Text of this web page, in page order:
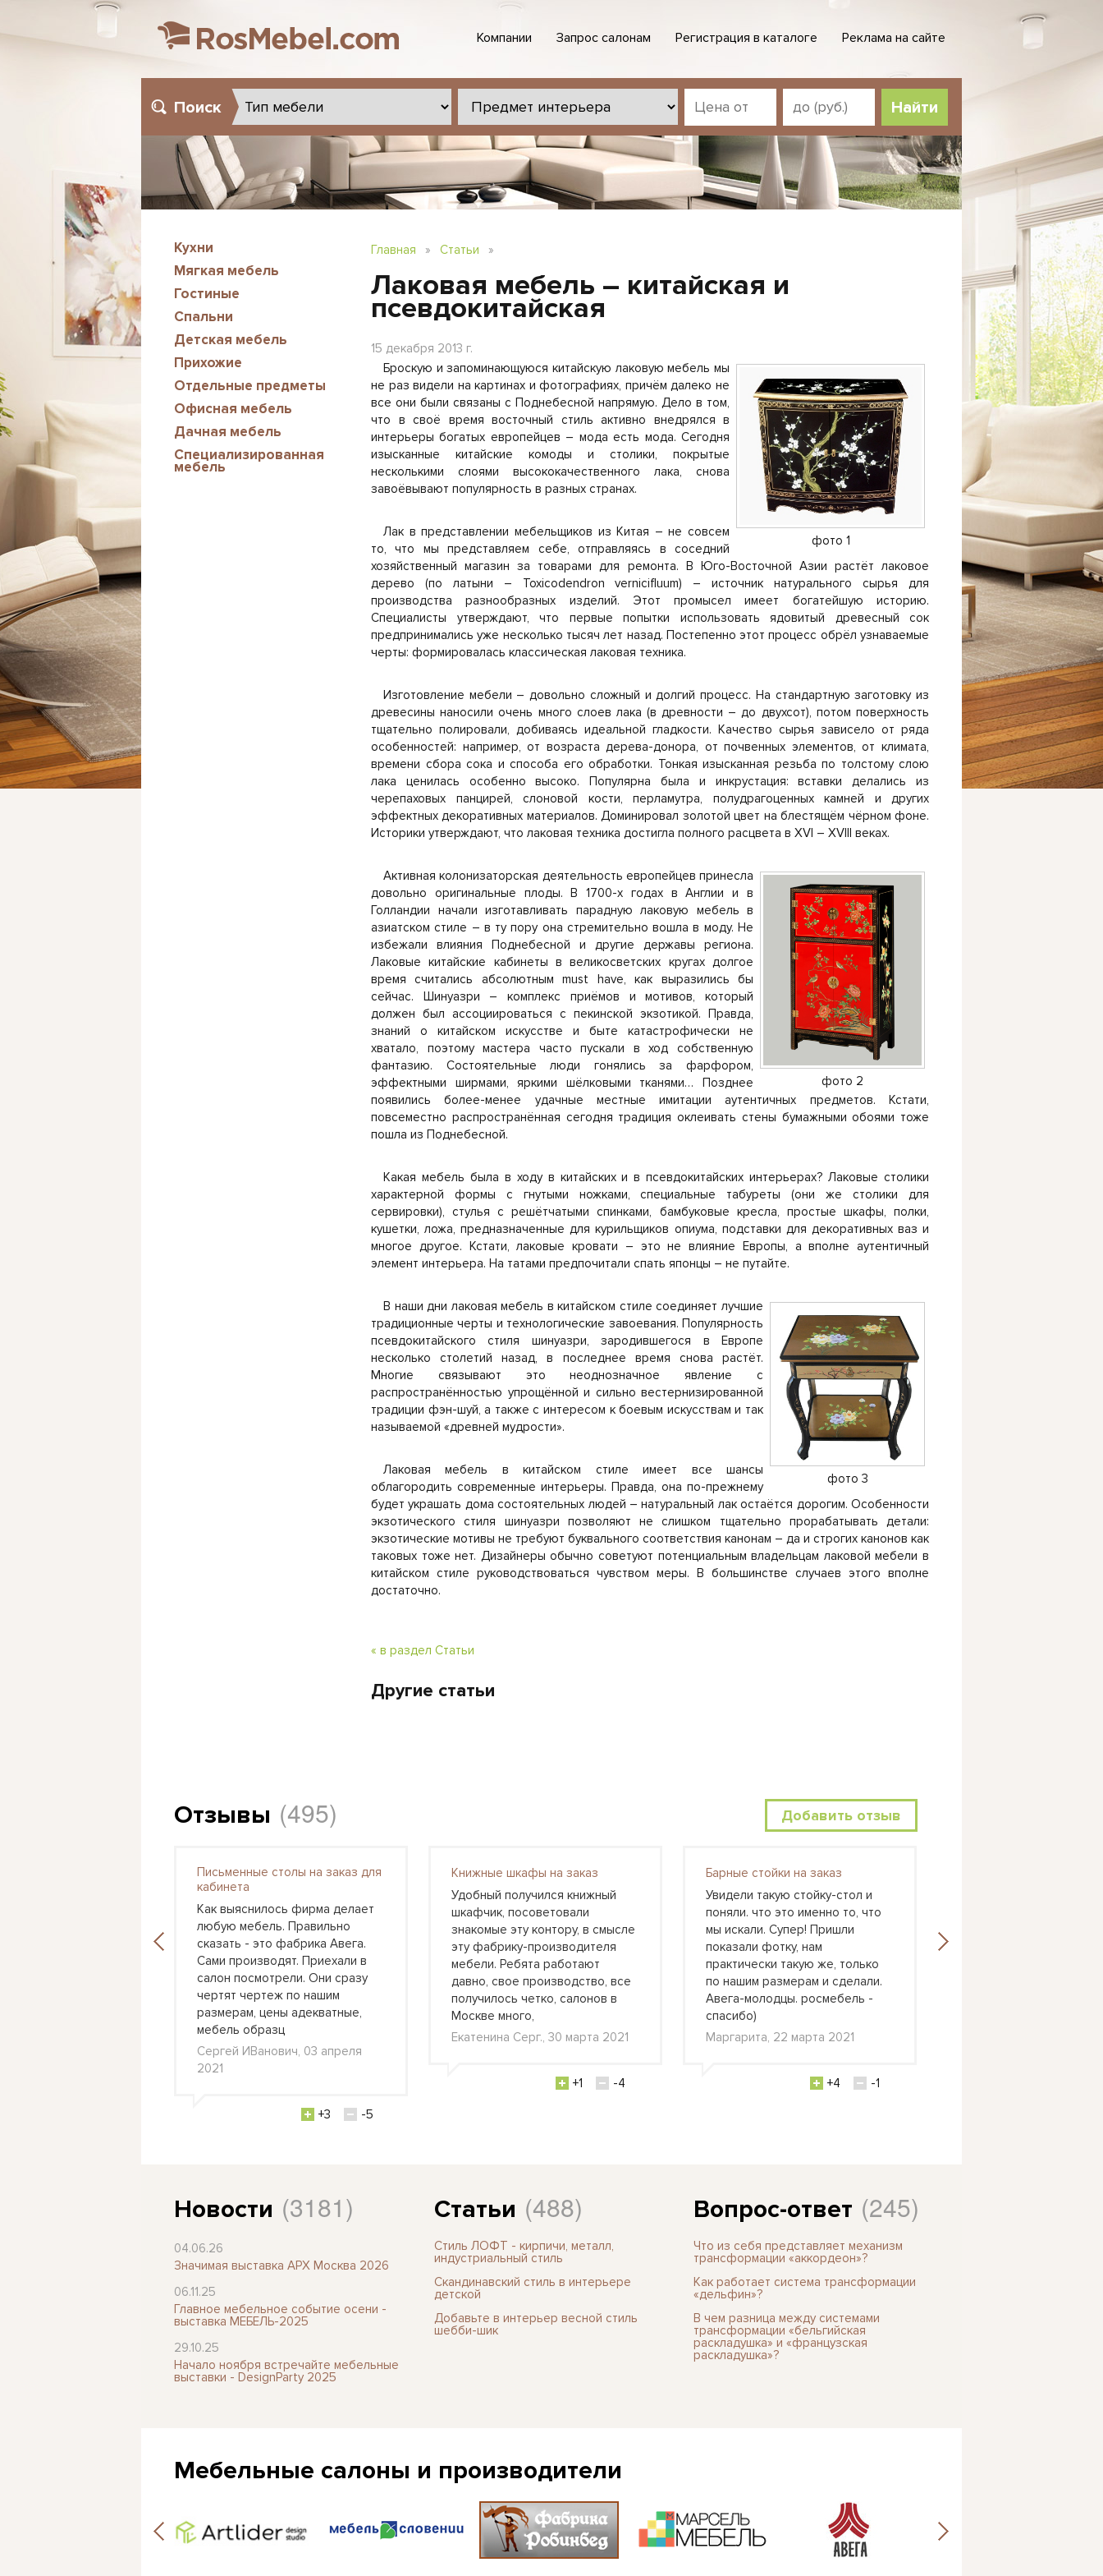
Компании Запрос салонам Регистрация в каталоге Реклама на сайте
Поиск Найти
Кухни
Мягкая мебель
Гостиные
Спальни
Детская мебель
Прихожие
Отдельные предметы
Офисная мебель
Дачная мебель
Специализированная
мебель
Главная » Статьи »
Лаковая мебель – китайская и
псевдокитайская
15 декабря 2013 г.
фото 1
Броскую и запоминающуюся китайскую лаковую мебель мы
не раз видели на картинах и фотографиях, причём далеко не
все они были связаны с Поднебесной напрямую. Дело в том,
что в своё время восточный стиль активно внедрялся в
интерьеры богатых европейцев – мода есть мода. Сегодня
изысканные китайские комоды и столики, покрытые
несколькими слоями высококачественного лака, снова
завоёвывают популярность в разных странах.
Лак в представлении мебельщиков из Китая – не совсем
то, что мы представляем себе, отправляясь в соседний
хозяйственный магазин за товарами для ремонта. В Юго-Восточной Азии растёт лаковое
дерево (по латыни – Toxicodendron vernicifluum) – источник натурального сырья для
производства разнообразных изделий. Этот промысел имеет богатейшую историю.
Специалисты утверждают, что первые попытки использовать ядовитый древесный сок
предпринимались уже несколько тысяч лет назад. Постепенно этот процесс обрёл узнаваемые
черты: формировалась классическая лаковая техника.
Изготовление мебели – довольно сложный и долгий процесс. На стандартную заготовку из
древесины наносили очень много слоев лака (в древности – до двухсот), потом поверхность
тщательно полировали, добиваясь идеальной гладкости. Качество сырья зависело от ряда
особенностей: например, от возраста дерева-донора, от почвенных элементов, от климата,
времени сбора сока и способа его обработки. Тонкая изысканная резьба по толстому слою
лака ценилась особенно высоко. Популярна была и инкрустация: вставки делались из
черепаховых панцирей, слоновой кости, перламутра, полудрагоценных камней и других
эффектных декоративных материалов. Доминировал золотой цвет на блестящём чёрном фоне.
Историки утверждают, что лаковая техника достигла полного расцвета в XVI – XVIII веках.
фото 2
Активная колонизаторская деятельность европейцев принесла
довольно оригинальные плоды. В 1700-х годах в Англии и в
Голландии начали изготавливать парадную лаковую мебель в
азиатском стиле – в ту пору она стремительно вошла в моду. Не
избежали влияния Поднебесной и другие державы региона.
Лаковые китайские кабинеты в великосветских кругах долгое
время считались абсолютным must have, как выразились бы
сейчас. Шинуазри – комплекс приёмов и мотивов, который
должен был ассоциироваться с пекинской экзотикой. Правда,
знаний о китайском искусстве и быте катастрофически не
хватало, поэтому мастера часто пускали в ход собственную
фантазию. Состоятельные люди гонялись за фарфором,
эффектными ширмами, яркими шёлковыми тканями… Позднее
появились более-менее удачные местные имитации аутентичных предметов. Кстати,
повсеместно распространённая сегодня традиция оклеивать стены бумажными обоями тоже
пошла из Поднебесной.
Какая мебель была в ходу в китайских и в псевдокитайских интерьерах? Лаковые столики
характерной формы с гнутыми ножками, специальные табуреты (они же столики для
сервировки), стулья с решётчатыми спинками, бамбуковые кресла, простые шкафы, полки,
кушетки, ложа, предназначенные для курильщиков опиума, подставки для декоративных ваз и
многое другое. Кстати, лаковые кровати – это не влияние Европы, а вполне аутентичный
элемент интерьера. На татами предпочитали спать японцы – не путайте.
фото 3
В наши дни лаковая мебель в китайском стиле соединяет лучшие
традиционные черты и технологические завоевания. Популярность
псевдокитайского стиля шинуазри, зародившегося в Европе
несколько столетий назад, в последнее время снова растёт.
Многие связывают это неоднозначное явление с
распространённостью упрощённой и сильно вестернизированной
традиции фэн-шуй, а также с интересом к боевым искусствам и так
называемой «древней мудрости».
Лаковая мебель в китайском стиле имеет все шансы
облагородить современные интерьеры. Правда, она по-прежнему
будет украшать дома состоятельных людей – натуральный лак остаётся дорогим. Особенности
экзотического стиля шинуазри позволяют не слишком тщательно прорабатывать детали:
экзотические мотивы не требуют буквального соответствия канонам – да и строгих канонов как
таковых тоже нет. Дизайнеры обычно советуют потенциальным владельцам лаковой мебели в
китайском стиле руководствоваться чувством меры. В большинстве случаев этого вполне
достаточно.
« в раздел Статьи
Другие статьи
Добавить отзыв
Отзывы (495)
Письменные столы на заказ для
кабинета
Как выяснилось фирма делает
любую мебель. Правильно
сказать - это фабрика Авега.
Сами производят. Приехали в
салон посмотрели. Они сразу
чертят чертеж по нашим
размерам, цены адекватные,
мебель образц
Сергей ИВанович, 03 апреля
2021
+3 -5
Книжные шкафы на заказ
Удобный получился книжный
шкафчик, посоветовали
знакомые эту контору, в смысле
эту фабрику-производителя
мебели. Ребята работают
давно, свое производство, все
получилось четко, салонов в
Москве много,
Екатенина Серг., 30 марта 2021
+1 -4
Барные стойки на заказ
Увидели такую стойку-стол и
поняли. что это именно то, что
мы искали. Супер! Пришли
показали фотку, нам
практически такую же, только
по нашим размерам и сделали.
Авега-молодцы. росмебель -
спасибо)
Маргарита, 22 марта 2021
+4 -1
Новости (3181)
04.06.26
Значимая выставка АРХ Москва 2026
06.11.25
Главное мебельное событие осени -
выставка МЕБЕЛЬ-2025
29.10.25
Начало ноября встречайте мебельные
выставки - DesignParty 2025
Статьи (488)
Стиль ЛОФТ - кирпичи, металл,
индустриальный стиль
Скандинавский стиль в интерьере
детской
Добавьте в интерьер весной стиль
шебби-шик
Вопрос-ответ (245)
Что из себя представляет механизм
трансформации «аккордеон»?
Как работает система трансформации
«дельфин»?
В чем разница между системами
трансформации «бельгийская
раскладушка» и «французская
раскладушка»?
Мебельные салоны и производители